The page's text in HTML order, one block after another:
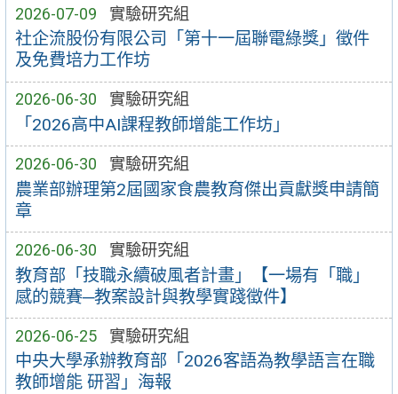
2026-07-09 實驗研究組
社企流股份有限公司「第十一屆聯電綠獎」徵件
及免費培力工作坊
2026-06-30 實驗研究組
「2026高中AI課程教師增能工作坊」
2026-06-30 實驗研究組
農業部辦理第2屆國家食農教育傑出貢獻獎申請簡
章
2026-06-30 實驗研究組
教育部「技職永續破風者計畫」【一場有「職」
感的競賽─教案設計與教學實踐徵件】
2026-06-25 實驗研究組
中央大學承辦教育部「2026客語為教學語言在職
教師增能 研習」海報